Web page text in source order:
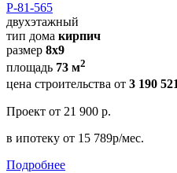
Р-81-565
двухэтажный
тип дома кирпич
размер 8х9
площадь 73 м2
цена строительства от 3 190
Проект от 21 900 р.
в ипотеку от 15 789р/мес.
Подробнее